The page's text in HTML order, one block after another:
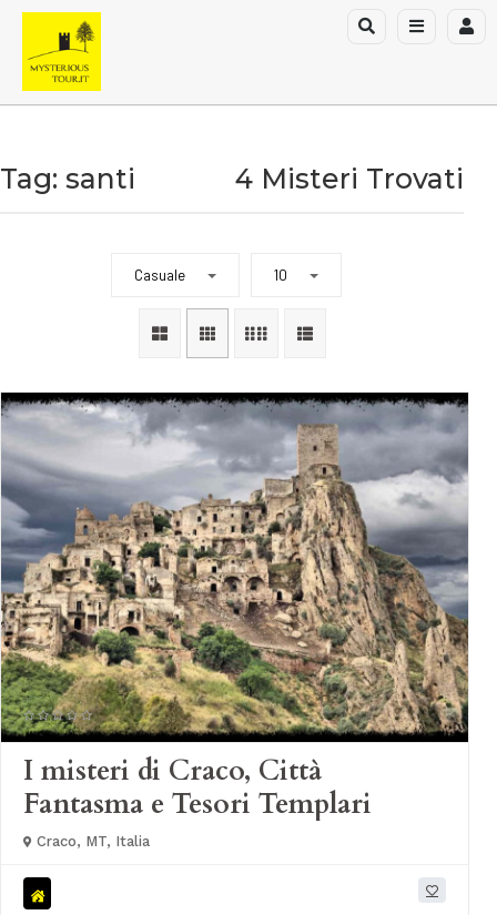
Tag: santi 4 Misteri Trovati
Casuale 10
I misteri di Craco, Città
Fantasma e Tesori Templari
Craco, MT, Italia